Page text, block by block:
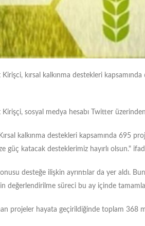
Kirişci, kırsal kalkınma destekleri
Kirişçi, sosyal medya hesabı Twitter
kalkınma destekleri kapsamında 695
güç katacak desteklerimiz hayırlı olsun."
desteğe ilişkin ayrıntılar da yer aldı.
değerlendirilme süreci bu ay içinde
projeler hayata geçirildiğinde toplam 368